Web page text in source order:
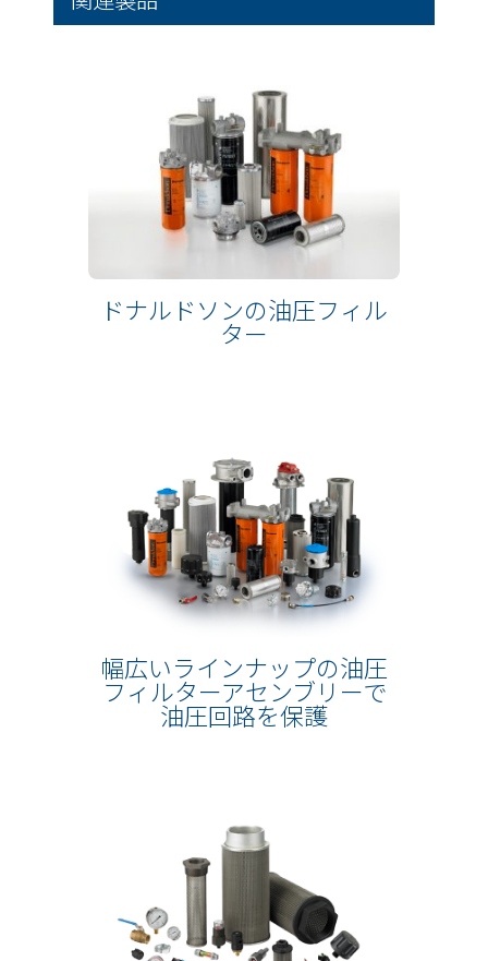
ドナルドソンの油圧フィル
ター
幅広いラインナップの油圧
フィルターアセンブリーで
油圧回路を保護